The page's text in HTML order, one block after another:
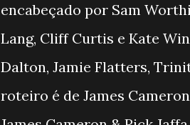
encabeçado por Sam
Lang, Cliff Curtis e Kate
Dalton, Jamie Flatters,
roteiro é de James